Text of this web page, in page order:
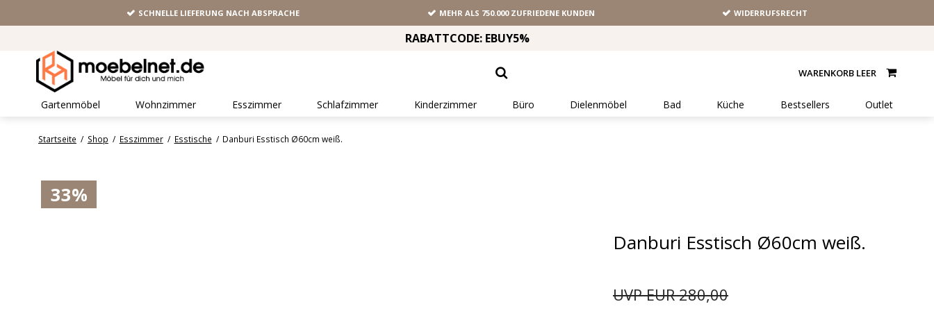
SCHNELLE LIEFERUNG NACH ABSPRACHE MEHR ALS 750.000 ZUFRIEDENE KUNDEN WIDERRUFSRECHT
RABATTCODE: EBUY5%
WARENKORB LEER
Gartenmöbel Wohnzimmer Esszimmer Schlafzimmer Kinderzimmer Büro Dielenmöbel Bad Küche Bestsellers Outlet
Startseite / Shop / Esszimmer / Esstische / Danburi Esstisch Ø60cm weiß.
33%
Danburi Esstisch Ø60cm weiß.
UVP EUR 280,00